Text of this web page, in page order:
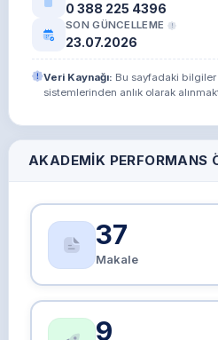
0 388 225 4396
SON GÜNCELLEME
23.07.2026
Veri Kaynağı: Bu sayfadaki bilgiler
sistemlerinden anlık olarak
AKADEMIK PERFORMANS
37
Makale
9